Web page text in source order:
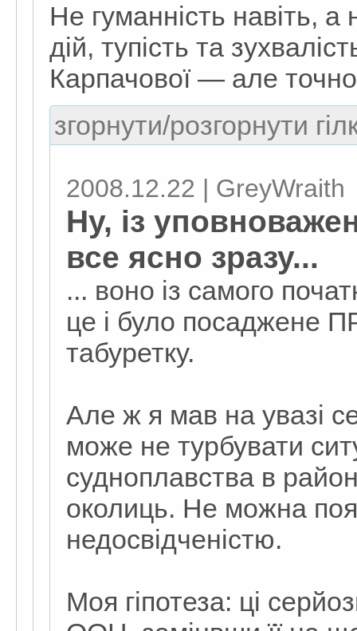
Не гуманність навіть, а
дій, тупість та
Карпачової — але
згорнути/розгорнути
2008.12.22 | GreyWraith
Ну, із
все ясно зразу...
... воно із самого
це і було посаджене
табуретку.
Але ж я мав на увазі
може не турбувати
судноплавства в
околиць. Не можна
недосвідченістю.
Моя гіпотеза: ці